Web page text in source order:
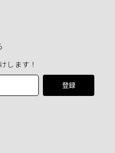
します！
登録